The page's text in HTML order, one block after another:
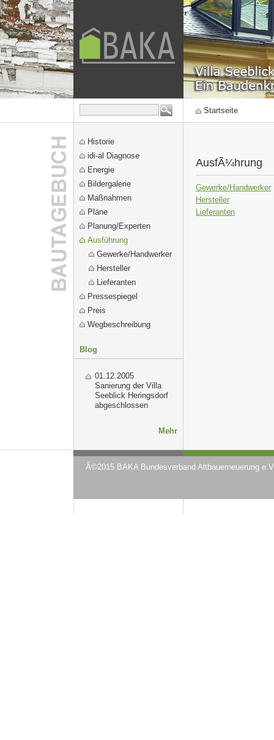
Startseite
Historie
idi-al Diagnose
Energie
Bildergalerie
Maßnahmen
Pläne
Planung/Experten
Ausführung
Gewerke/Handwerker
Hersteller
Lieferanten
Pressespiegel
Preis
Wegbeschreibung
Blog
01.12.2005
Sanierung der Villa
Seeblick Heringsdorf
abgeschlossen
Mehr
AusfÃ¼hrung
Gewerke/Handwerker
Hersteller
Lieferanten
Â©2015 BAKA Bundesverband Altbauerneuerung